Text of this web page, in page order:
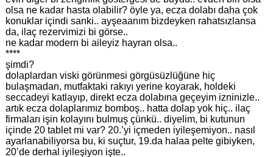
olsa ne kadar hasta olabilir? öyle ya, ecza dolabı daha çok
konuklar içindi sanki.. ayşeaanım bizdeyken rahatsızlansa
da, ilaç rezervimizi bi görse..
ne kadar modern bi aileyiz hayran olsa..
****
şimdi?
dolaplardan viski görünmesi görgüsüzlüğüne hiç
bulaşmadan, mutfaktaki rakıyı yerine koyarak, holdeki
seccadeyi katlayıp, direkt ecza dolabına geçeyim izninizle..
artık ecza dolaplarımız bomboş.. hatta dolap yok hiç.. ilaç
firmaları işin kolayını bulmuş çünkü.. diyelim, bi kutunun
içinde 20 tablet mi var? 20.’yi içmeden iyileşemiyon.. nasıl
ayarlanabiliyorsa bu, ki suçtur, 19.da halaa pelte gibiyken,
20’de derhal iyileşiyon işte..